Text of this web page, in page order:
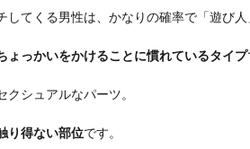
してくる男性は、かなりの確率で「遊び人
ょっかいをかけることに慣れているタイプ
クシュアルなパーツ。
り得ない部位です。